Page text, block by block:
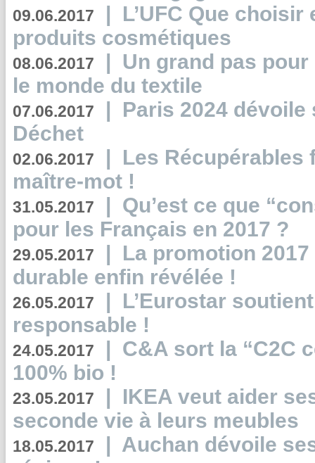
09.06.2017 | L’UFC Que
produits cosmétiques
08.06.2017 | Un grand pas
le monde du textile
07.06.2017 | Paris 2024
Déchet
02.06.2017 | Les Récupérables
maître-mot !
31.05.2017 | Qu’est ce que
pour les Français en 2017 ?
29.05.2017 | La promotion
durable enfin révélée !
26.05.2017 | L’Eurostar
responsable !
24.05.2017 | C&A sort la “C2C
100% bio !
23.05.2017 | IKEA veut aider
seconde vie à leurs meubles
18.05.2017 | Auchan dévoile